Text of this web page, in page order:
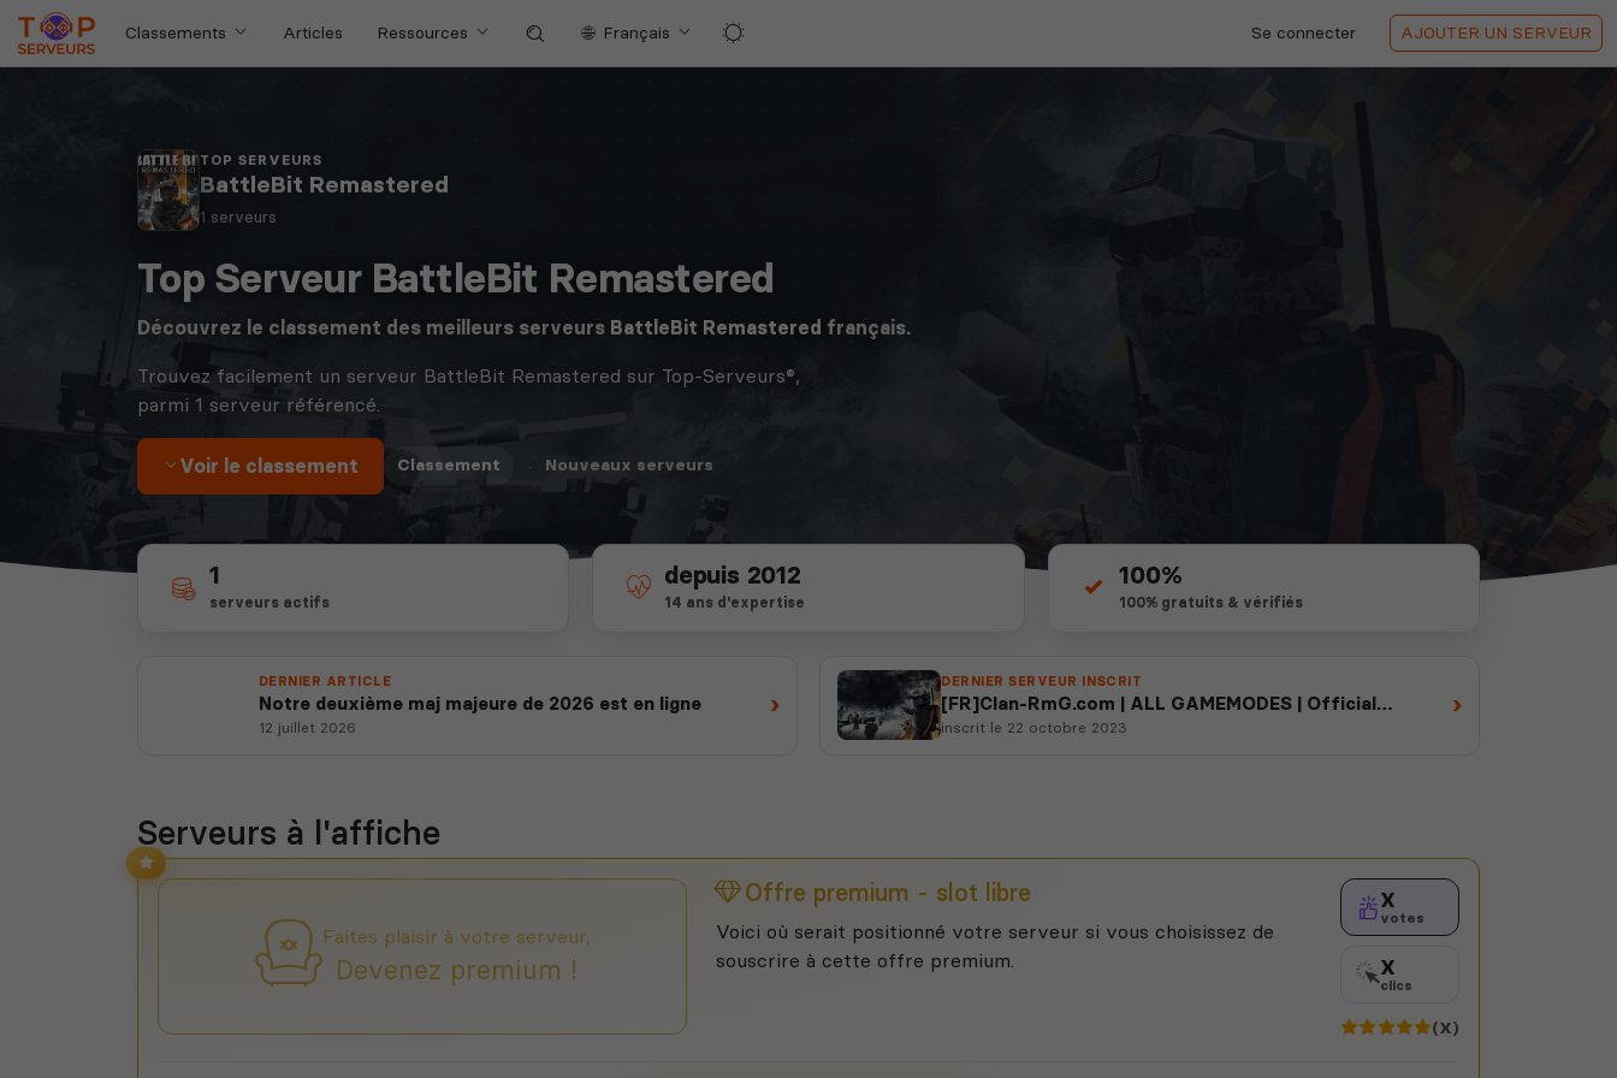
Classements Articles Ressources Français Se connecter AJOUTER UN SERVEUR
TOP SERVEURS
BattleBit Remastered
1 serveurs
Top Serveur BattleBit Remastered
Découvrez le classement des meilleurs serveurs BattleBit Remastered français.
Trouvez facilement un serveur BattleBit Remastered sur Top-Serveurs®,
parmi 1 serveur référencé.
Voir le classement Classement · Nouveaux serveurs
1
serveurs actifs
depuis 2012
14 ans d'expertise
100%
100% gratuits & vérifiés
DERNIER ARTICLE
Notre deuxième maj majeure de 2026 est en ligne
12 juillet 2026
›
DERNIER SERVEUR INSCRIT
[FR]Clan-RmG.com | ALL GAMEMODES | Official
Progression
inscrit le 22 octobre 2023
›
Serveurs à l'affiche
Faites plaisir à votre serveur,
Devenez premium !
Offre premium - slot libre
Voici où serait positionné votre serveur si vous choisissez de
souscrire à cette offre premium.
X
votes
X
clics
(X)